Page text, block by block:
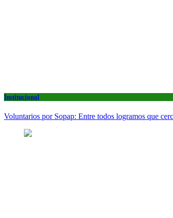
Institucional
Voluntarios por Sopap: Entre todos logramos que